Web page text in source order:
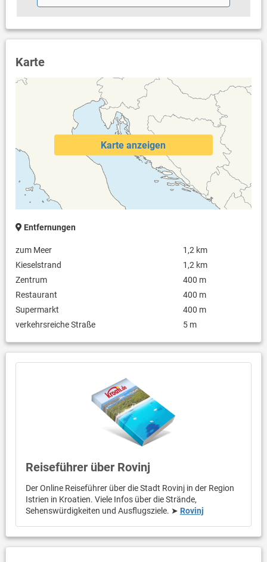
Karte
Karte anzeigen
Entfernungen
zum Meer
1,2 km
Kieselstrand
1,2 km
Zentrum
400 m
Restaurant
400 m
Supermarkt
400 m
verkehrsreiche Straße
5 m
Reiseführer über Rovinj
Der Online Reiseführer über die Stadt Rovinj in der Region
Istrien in Kroatien. Viele Infos über die Strände,
Sehenswürdigkeiten und Ausflugsziele. ➤ Rovinj